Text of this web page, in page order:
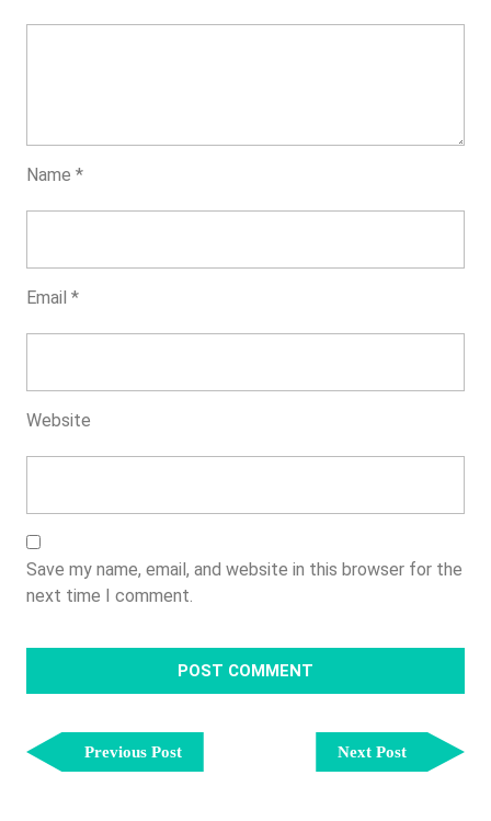
Name *
Email *
Website
Save my name, email, and website in this browser for the
next time I comment.
Post
Navigation
Previous PostPrevious
Post
Next Post
Next
Post